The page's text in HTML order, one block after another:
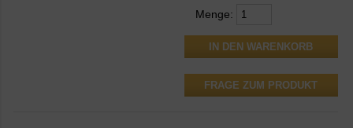
Menge:
FRAGE ZUM PRODUKT